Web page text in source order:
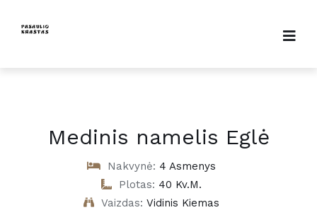
Medinis namelis Eglė
Nakvynė: 4 Asmenys
Plotas: 40 Kv.m.
Vaizdas: Vidinis Kiemas